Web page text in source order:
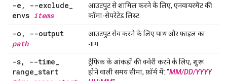
-e , --exclude_
envs items
आउटपुट से शामिल करने के लिए, एनवायरमेंट की
कॉमा-सेपरेटेड लिस्ट.
-o ,
--output
path
आउटपुट सेव करने के लिए पाथ और फ़ाइल का
नाम.
-s, --time_
range_start
ट्रैफ़िक के आंकड़ों की क्वेरी करने के लिए, शुरू
होने वाली समय सीमा, फ़ॉर्म में: "MM/DD/YYYY